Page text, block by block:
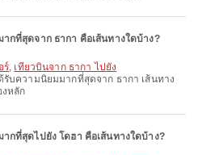
กที่สุดจาก ธากา คือเส้นทางใดบ้าง?
ร์, เที่ยวบินจาก ธากา ไปยัง
รับความนิยมมากที่สุดจาก ธากา เส้นทาง
งหลัก
กที่สุดไปยัง โดฮา คือเส้นทางใดบ้าง?